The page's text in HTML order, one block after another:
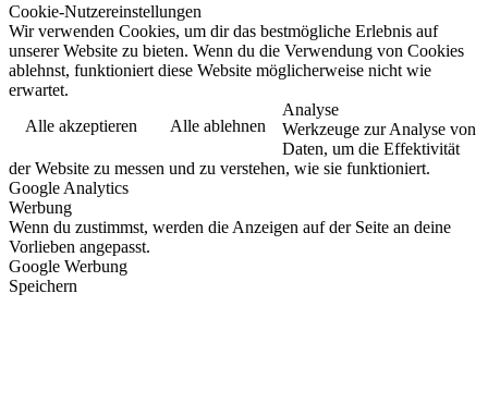
Cookie-Nutzereinstellungen
Wir verwenden Cookies, um dir das bestmögliche Erlebnis auf
unserer Website zu bieten. Wenn du die Verwendung von Cookies
ablehnst, funktioniert diese Website möglicherweise nicht wie
erwartet.
Alle akzeptieren
Alle ablehnen
Analyse
Werkzeuge zur Analyse von
Daten, um die Effektivität
der Website zu messen und zu verstehen, wie sie funktioniert.
Google Analytics
Werbung
Wenn du zustimmst, werden die Anzeigen auf der Seite an deine
Vorlieben angepasst.
Google Werbung
Speichern